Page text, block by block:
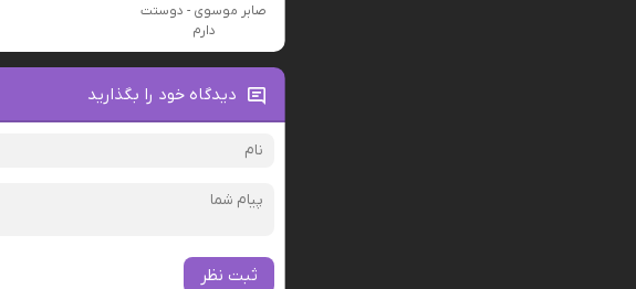
صابر موسوی - دوستت
دارم
دیدگاه خود را بگذارید
ثبت نظر